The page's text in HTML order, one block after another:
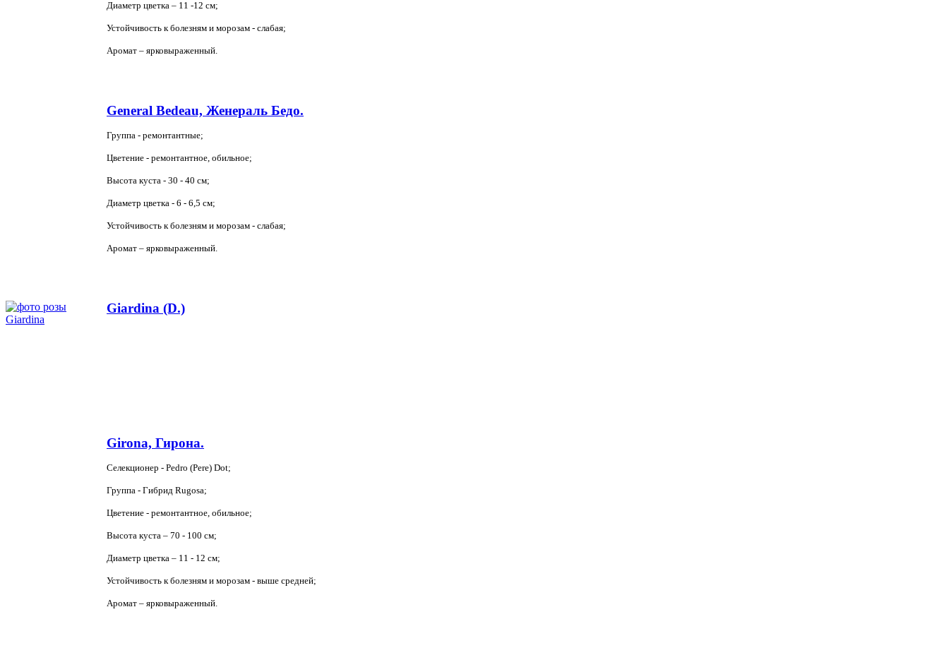
Диаметр цветка – 11 -12 см;
Устойчивость к болезням и морозам - слабая;
Аромат – ярковыраженный.
General Bedeau, Женераль Бедо.
Группа - ремонтантные;
Цветение - ремонтантное, обильное;
Высота куста - 30 - 40 см;
Диаметр цветка - 6 - 6,5 см;
Устойчивость к болезням и морозам - слабая;
Аромат – ярковыраженный.
Giardina (D.)
Girona, Гирона.
Селекционер - Pedro (Pere) Dot;
Группа - Гибрид Rugosa;
Цветение - ремонтантное, обильное;
Высота куста – 70 - 100 см;
Диаметр цветка – 11 - 12 см;
Устойчивость к болезням и морозам - выше средней;
Аромат – ярковыраженный.